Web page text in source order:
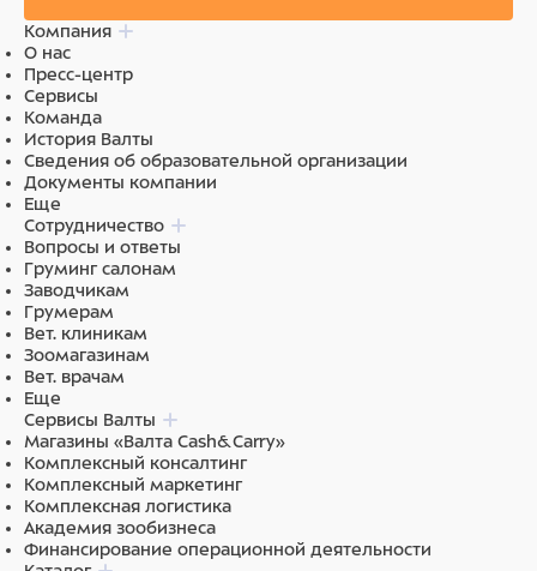
Компания
О нас
Пресс-центр
Сервисы
Команда
История Валты
Сведения об образовательной организации
Документы компании
Еще
Сотрудничество
Вопросы и ответы
Груминг салонам
Заводчикам
Грумерам
Вет. клиникам
Зоомагазинам
Вет. врачам
Еще
Сервисы Валты
Магазины «Валта Cash&Carry»
Комплексный консалтинг
Комплексный маркетинг
Комплексная логистика
Академия зообизнеса
Финансирование операционной деятельности